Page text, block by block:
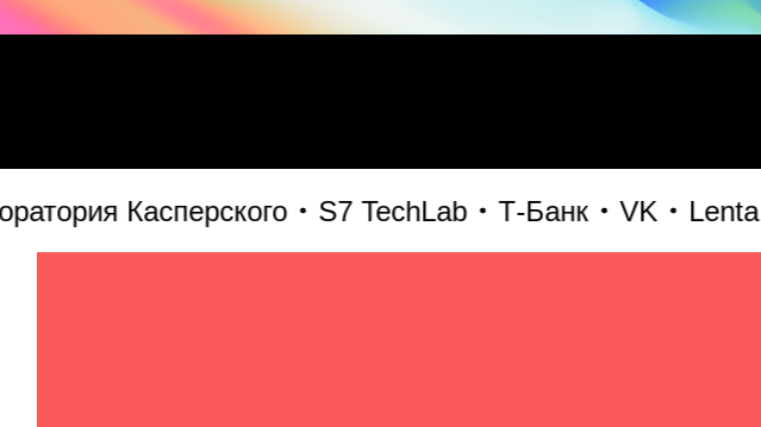
Касперского S7 TechLab Т-Банк VK Lenta Tech